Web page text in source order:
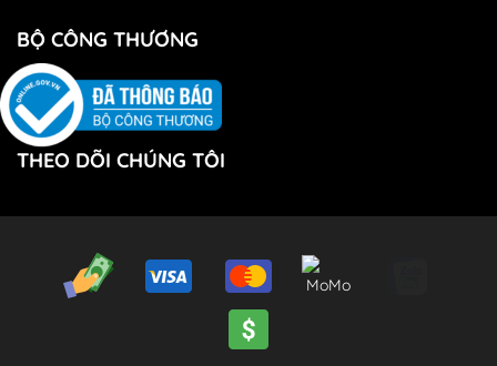
BỘ CÔNG THƯƠNG
THEO DÕI CHÚNG TÔI